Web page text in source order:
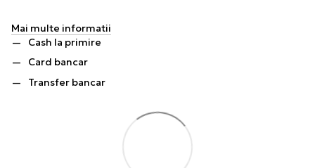
Mai multe informatii
Cash la primire
Card bancar
Transfer bancar